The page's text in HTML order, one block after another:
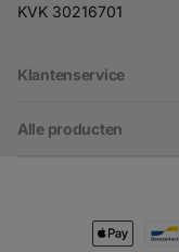
Klantenservice
Alle producten
KVK 30216701